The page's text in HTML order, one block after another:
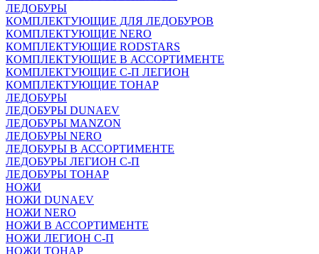
ЛЕДОБУРЫ
КОМПЛЕКТУЮЩИЕ ДЛЯ ЛЕДОБУРОВ
КОМПЛЕКТУЮЩИЕ NERO
КОМПЛЕКТУЮЩИЕ RODSTARS
КОМПЛЕКТУЮЩИЕ В АССОРТИМЕНТЕ
КОМПЛЕКТУЮЩИЕ С-П ЛЕГИОН
КОМПЛЕКТУЮЩИЕ ТОНАР
ЛЕДОБУРЫ
ЛЕДОБУРЫ DUNAEV
ЛЕДОБУРЫ MANZON
ЛЕДОБУРЫ NERO
ЛЕДОБУРЫ В АССОРТИМЕНТЕ
ЛЕДОБУРЫ ЛЕГИОН С-П
ЛЕДОБУРЫ ТОНАР
НОЖИ
НОЖИ DUNAEV
НОЖИ NERO
НОЖИ В АССОРТИМЕНТЕ
НОЖИ ЛЕГИОН С-П
НОЖИ ТОНАР